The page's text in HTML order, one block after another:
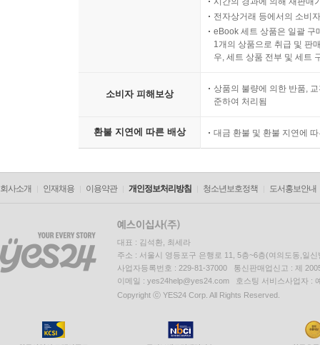
전자상거래 등에서의 소비
eBook 세트 상품은 일괄 구
1개의 상품으로 취급 및 판
우, 세트 상품 전부 및 세트
소비자 피해보상
상품의 불량에 의한 반품,
준하여 처리됨
환불 지연에 따른 배상 대금 환불 및 환불 지연에
회사소개 인재채용 이용약관 개인정보처리방침 청소년보호정책 도서홍보안내
대표 : 김석환, 최세라
주소 : 서울시 영등포구 은행로 11, 5층~6층(여의도동,일신
사업자등록번호 : 229-81-37000 통신판매업신고 : 제
이메일 : yes24help@yes24.com 호스팅 서비스사업자 :
Copyright ⓒ YES24 Corp. All Rights Reserved.